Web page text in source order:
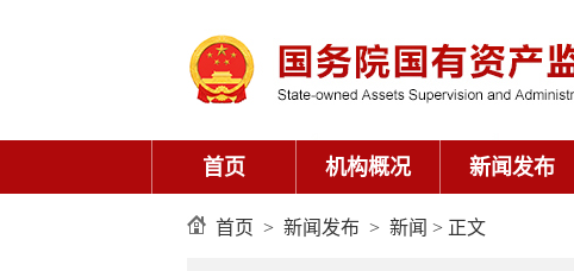
首页 机构概况 新闻发布
首页 > 新闻发布 > 新闻 > 正文